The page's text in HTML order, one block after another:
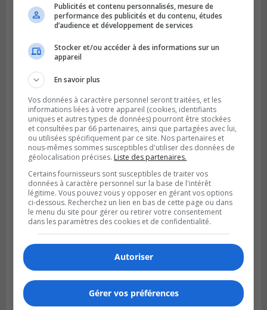
Publié le 5 août 2026 à 08h23
De la fibrose kystique à l’Ironman : le
parcours inspirant d’Emma Fontaine
Publié le 4 août 2026 à 13h18
Des fromages de la Laiterie Coaticook
rappelés par l’ACIA
Publicités et contenu personnalisés, mesure de
performance des publicités et du contenu, études
d’audience et développement de services
Stocker et/ou accéder à des informations sur un
appareil
En savoir plus
Vos données à caractère personnel seront traitées, et les
informations liées à votre appareil (cookies, identifiants
uniques et autres types de données) pourront être stockées
et consultées par 66 partenaires, ainsi que partagées avec lui,
ou utilisées spécifiquement par ce site. Nos partenaires et
nous-mêmes sommes susceptibles d'utiliser des données de
géolocalisation précises. Liste des partenaires.
Certains fournisseurs sont susceptibles de traiter vos
données à caractère personnel sur la base de l'intérêt
légitime. Vous pouvez vous y opposer en gérant vos options
ci-dessous. Recherchez un lien en bas de cette page ou dans
le menu du site pour gérer ou retirer votre consentement
dans les paramètres des cookies et de confidentialité.
Autoriser
Gérer vos préférences